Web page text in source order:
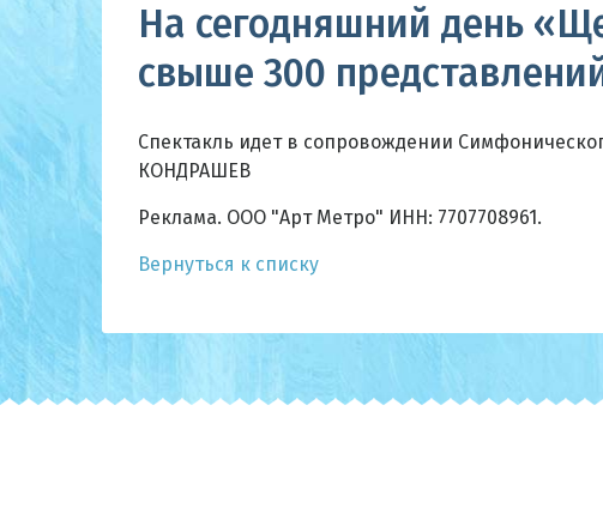
На сегодняшний день
свыше 300
Спектакль идет в сопровождении
КОНДРАШЕВ
Реклама. ООО "Арт Метро" ИНН: 7707708961.
Вернуться к списку